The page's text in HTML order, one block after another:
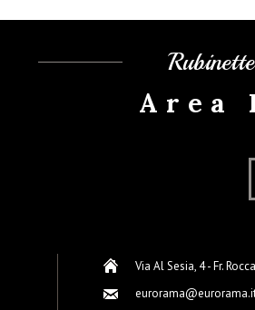
Area
Via Al Sesia, 4 - Fr.